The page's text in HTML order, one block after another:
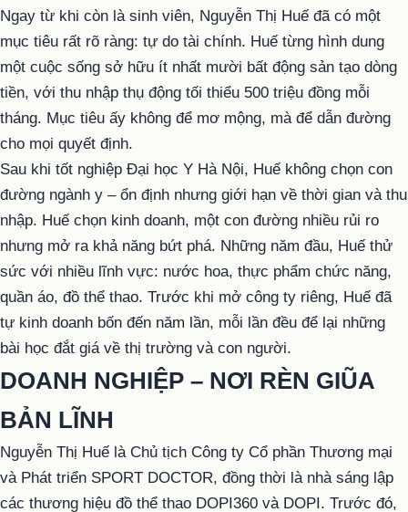
Ngay từ khi còn là sinh viên, Nguyễn Thị Huế đã có một
mục tiêu rất rõ ràng: tự do tài chính. Huế từng hình dung
một cuộc sống sở hữu ít nhất mười bất động sản tạo dòng
tiền, với thu nhập thụ động tối thiểu 500 triệu đồng mỗi
tháng. Mục tiêu ấy không để mơ mộng, mà để dẫn đường
cho mọi quyết định.
Sau khi tốt nghiệp Đại học Y Hà Nội, Huế không chọn con
đường ngành y – ổn định nhưng giới hạn về thời gian và thu
nhập. Huế chọn kinh doanh, một con đường nhiều rủi ro
nhưng mở ra khả năng bứt phá. Những năm đầu, Huế thử
sức với nhiều lĩnh vực: nước hoa, thực phẩm chức năng,
quần áo, đồ thể thao. Trước khi mở công ty riêng, Huế đã
tự kinh doanh bốn đến năm lần, mỗi lần đều để lại những
bài học đắt giá về thị trường và con người.
DOANH NGHIỆP – NƠI RÈN GIŨA
BẢN LĨNH
Nguyễn Thị Huế là Chủ tịch Công ty Cổ phần Thương mại
và Phát triển SPORT DOCTOR, đồng thời là nhà sáng lập
các thương hiệu đồ thể thao DOPI360 và DOPI. Trước đó,